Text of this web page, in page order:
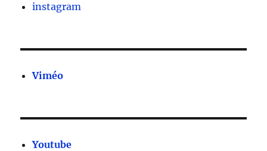
instagram
Viméo
Youtube